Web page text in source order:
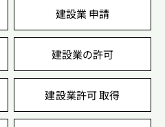
建設業 申請
建設業の許可
建設業許可 取得